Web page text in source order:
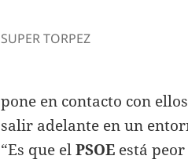
SUPER TORPEZ
pone en contacto con
salir adelante en un
“Es que elPSOE está